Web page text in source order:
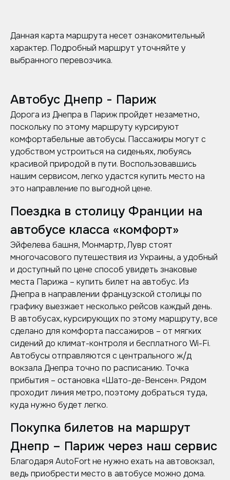
Данная карта маршрута несет ознакомительный
характер. Подробный маршрут уточняйте у
выбранного перевозчика.
Автобус Днепр - Париж
Дорога из Днепра в Париж пройдет незаметно,
поскольку по этому маршруту курсируют
комфортабельные автобусы. Пассажиры могут с
удобством устроиться на сиденьях, любуясь
красивой природой в пути. Воспользовавшись
нашим сервисом, легко удастся купить место на
это направление по выгодной цене.
Поездка в столицу Франции на
автобусе класса «комфорт»
Эйфелева башня, Монмартр, Лувр стоят
многочасового путешествия из Украины, а удобный
и доступный по цене способ увидеть знаковые
места Парижа – купить билет на автобус. Из
Днепра в направлении французской столицы по
графику выезжает несколько рейсов каждый день.
В автобусах, курсирующих по этому маршруту, все
сделано для комфорта пассажиров – от мягких
сидений до климат-контроля и бесплатного Wi-Fi.
Автобусы отправляются с центрального ж/д
вокзала Днепра точно по расписанию. Точка
прибытия – остановка «Шато-де-Венсен». Рядом
проходит линия метро, поэтому добраться туда,
куда нужно будет легко.
Покупка билетов на маршрут
Днепр – Париж через наш сервис
Благодаря AutoFort не нужно ехать на автовокзал,
ведь приобрести место в автобусе можно дома.